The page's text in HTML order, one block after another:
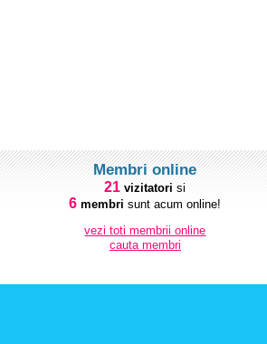
Membri online
21 vizitatori si
6 membri sunt acum online!
vezi toti membrii online
cauta membri